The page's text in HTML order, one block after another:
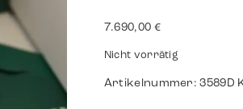
7.690,00 €
Nicht vorrätig
Artikelnummer:3589D